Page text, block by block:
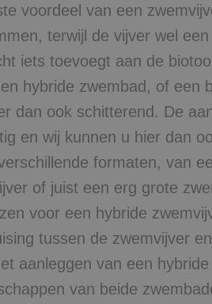
voordeel van een
terwijl de vijver wel
iets toevoegt aan de
hybride zwembad, of een
dan ook schitterend. De
en wij kunnen u hier dan
formaten, van
of juist een erg grote
voor een hybride
tussen de zwemvijver
aanleggen van een
van beide